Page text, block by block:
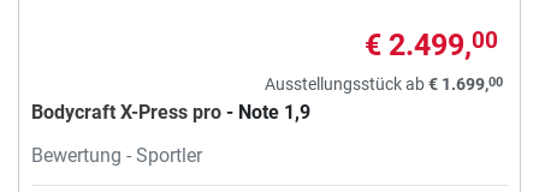
€ 2.499,00
Ausstellungsstück ab€ 1.699,00
Bodycraft X-Press pro - Note 1,9
Bewertung - Sportler